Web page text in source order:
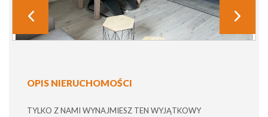
OPIS NIERUCHOMOŚCI
TYLKO Z NAMI WYNAJMIESZ TEN WYJĄTKOWY